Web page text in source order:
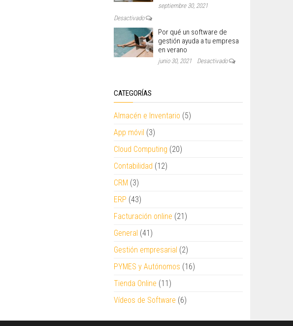
septiembre 30, 2021
Desactivado
Por qué un software de
gestión ayuda a tu empresa
en verano
junio 30, 2021 Desactivado
CATEGORÍAS
Almacén e Inventario (5)
App móvil (3)
Cloud Computing (20)
Contabilidad (12)
CRM (3)
ERP (43)
Facturación online (21)
General (41)
Gestión empresarial (2)
PYMES y Autónomos (16)
Tienda Online (11)
Vídeos de Software (6)